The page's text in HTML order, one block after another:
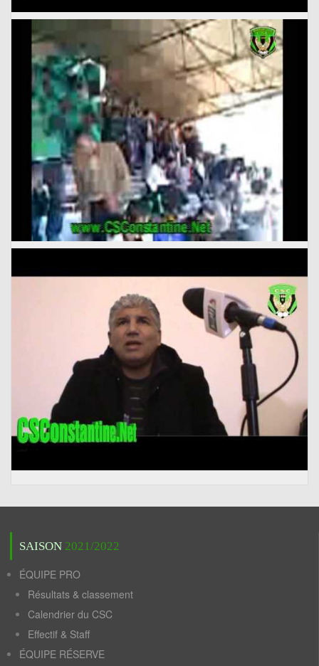
SAISON 2021/2022
ÉQUIPE PRO
Résultats & classement
Calendrier du CSC
Effectif & Staff
ÉQUIPE RÉSERVE